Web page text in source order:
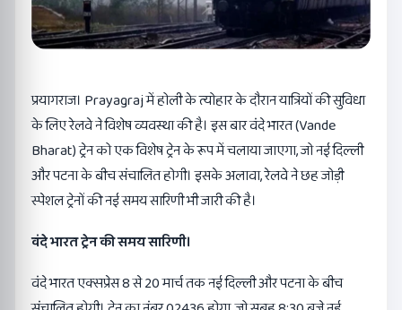
प्रयागराज। Prayagraj में होली के त्योहार के दौरान यात्रियों की सुविधा
के लिए रेलवे ने विशेष व्यवस्था की है। इस बार वंदे भारत (Vande
Bharat) ट्रेन को एक विशेष ट्रेन के रूप में चलाया जाएगा, जो नई दिल्ली
और पटना के बीच संचालित होगी। इसके अलावा, रेलवे ने छह जोड़ी
स्पेशल ट्रेनों की नई समय सारिणी भी जारी की है।
वंदे भारत ट्रेन की समय सारिणी।
वंदे भारत एक्सप्रेस 8 से 20 मार्च तक नई दिल्ली और पटना के बीच